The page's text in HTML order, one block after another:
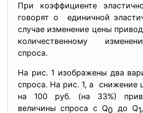
При коэффициенте
говорят о единичной
случае изменение цены
количественному
спроса.
На рис. 1 изображены два
спроса. На рис. 1, а снижение
на 100 руб. (на 33%)
величины спроса с Q0 до Q1